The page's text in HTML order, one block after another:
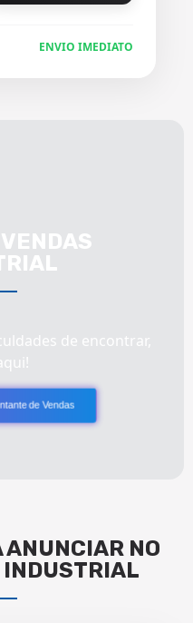
ENVIO IMEDIATO
de encontrar,
de Vendas
ANUNCIAR NO